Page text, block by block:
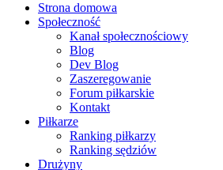
Strona domowa
Społeczność
Kanał społecznościowy
Blog
Dev Blog
Zaszeregowanie
Forum piłkarskie
Kontakt
Piłkarze
Ranking piłkarzy
Ranking sędziów
Drużyny